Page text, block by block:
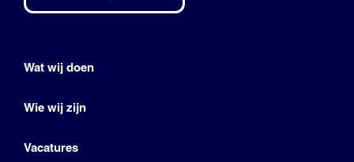
Wat wij doen
Wie wij zijn
Vacatures